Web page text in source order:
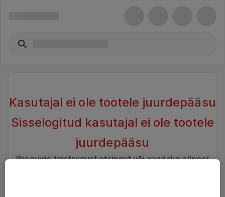
Kasutajal ei ole tootele juurdepääsu
Sisselogitud kasutajal ei ole tootele
juurdepääsu
Proovige teistsugust otsingut või vaadake allpool